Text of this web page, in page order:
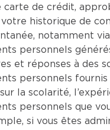
carte de crédit,
historique de
notamment
personnels
et réponses à des
personnels fournis
la scolarité,
personnels que
si vous êtes